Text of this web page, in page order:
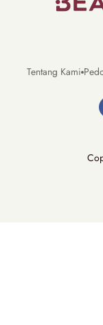
Tentang Kami